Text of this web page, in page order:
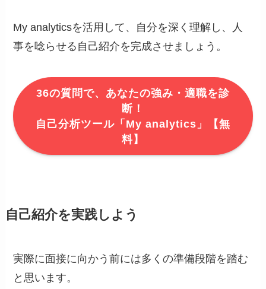
My analyticsを活用して、自分を深く理解し、人
事を唸らせる自己紹介を完成させましょう。
36の質問で、あなたの強み・適職を診
断！
自己分析ツール「My analytics」【無
料】
自己紹介を実践しよう
実際に面接に向かう前には多くの準備段階を踏む
と思います。